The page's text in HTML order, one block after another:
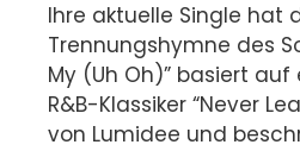
Ihre aktuelle Single hat
Trennungshymne des
My (Uh Oh)” basiert
R&B-Klassiker “Never
von Lumidee und